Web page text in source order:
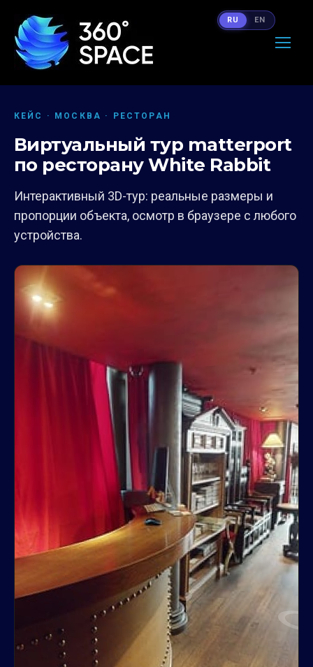
КЕЙС · МОСКВА · РЕСТОРАН
Виртуальный тур matterport
по ресторану White Rabbit
Интерактивный 3D-тур: реальные размеры и
пропорции объекта, осмотр в браузере с любого
устройства.
RU EN